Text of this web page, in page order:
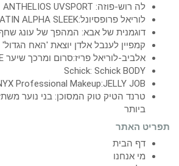
לה רוש-פוזה: ANTHELIOS UVSPORT
לוריאל פרופסיונל:KERATIN ALPHA SLEEK
דוגמנית של אבא: המהפך של עונג שחף
קמפיין לענבל אלדן יוצאת 'האח הגדול'
אלביב-לוריאל פריז:סרום ומרכך שיער ULTIMATE
Schick: Schick BODY
Professional Makeup:JELLY JOB
טרנד הטיק טוק המסוכן: בני נוער
ביותר
תפריט האתר
דף הבית
מי אנחנו